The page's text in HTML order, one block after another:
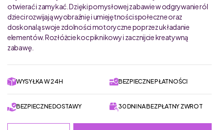
otwierać i zamykać. Dzięki pomysłowej zabawie w odgrywanie ról
dzieci rozwijają wyobraźnię i umiejętności społeczne oraz
doskonalą swoje zdolności motoryczne poprzez układanie
elementów. Rozłóżcie koc piknikowy i zacznijcie kreatywną
zabawę.
WYSYŁKA W 24H BEZPIECZNE PŁATNOŚCI
BEZPIECZNE DOSTAWY 30 DNI NA BEZPŁATNY ZWROT